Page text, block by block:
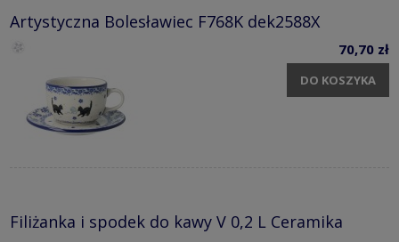
Artystyczna Bolesławiec F768K dek2588X
70,70 zł
DO KOSZYKA
Filiżanka i spodek do kawy V 0,2 L Ceramika